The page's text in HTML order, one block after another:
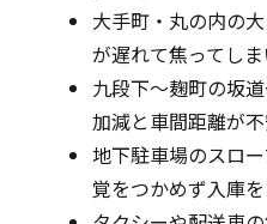
大手町・丸の内の
が遅れて焦ってし
九段下～麹町の坂
加減と車間距離が
地下駐車場のスロ
覚をつかめず入庫